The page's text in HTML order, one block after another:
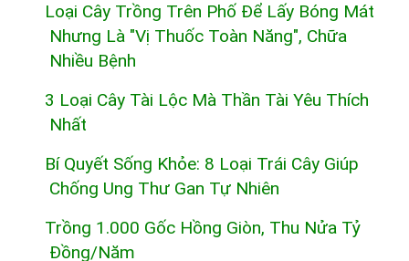
Loại Cây Trồng Trên Phố Để Lấy Bóng Mát
Nhưng Là "vị Thuốc Toàn Năng", Chữa
Nhiều Bệnh
3 Loại Cây Tài Lộc Mà Thần Tài Yêu Thích
Nhất
Bí Quyết Sống Khỏe: 8 Loại Trái Cây Giúp
Chống Ung Thư Gan Tự Nhiên
Trồng 1.000 Gốc Hồng Giòn, Thu Nửa Tỷ
Đồng/năm